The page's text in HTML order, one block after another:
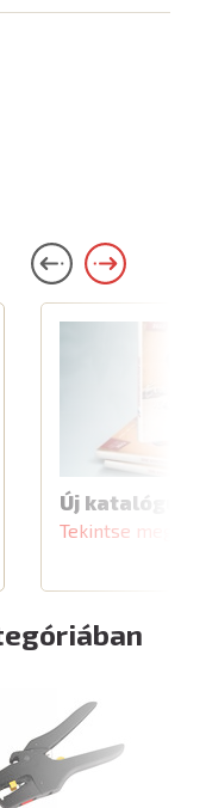
Új katalógus
Tekintse meg a